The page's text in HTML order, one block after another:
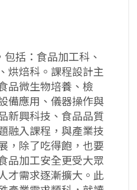
括：食品加工科、
烘焙科。課程設計主
品微生物培養、檢
備應用、儀器操作與
新興科技、食品品質
融入課程，與產業技
，除了吃得飽，也要
品加工安全更受大眾
才需求逐漸擴大。此